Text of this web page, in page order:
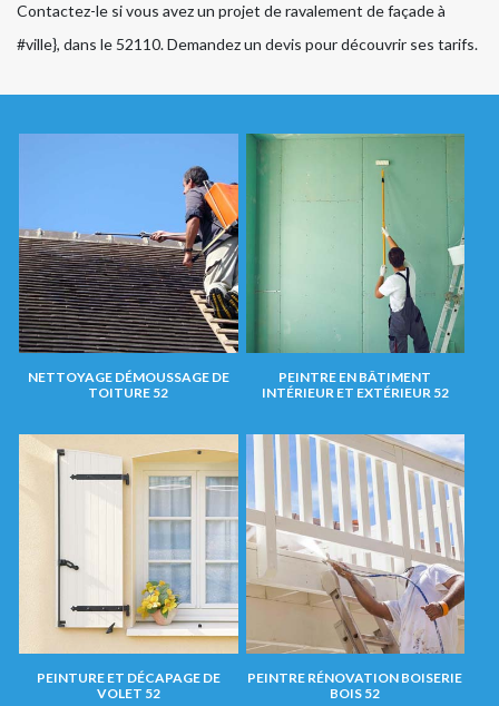
Contactez-le si vous avez un projet de ravalement de façade à
#ville}, dans le 52110. Demandez un devis pour découvrir ses tarifs.
NETTOYAGE DÉMOUSSAGE DE
TOITURE 52
PEINTRE EN BÂTIMENT
INTÉRIEUR ET EXTÉRIEUR 52
PEINTURE ET DÉCAPAGE DE
VOLET 52
PEINTRE RÉNOVATION BOISERIE
BOIS 52